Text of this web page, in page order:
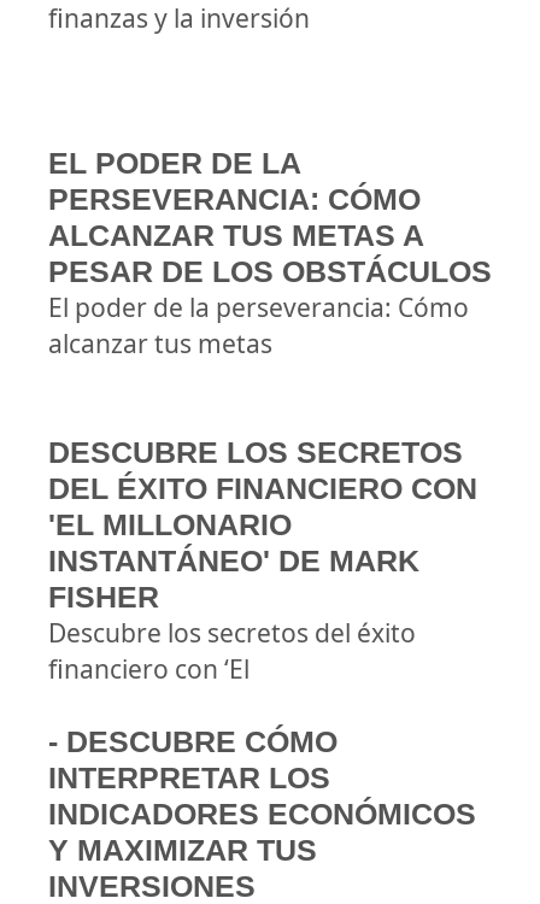
finanzas y la inversión
EL PODER DE LA
PERSEVERANCIA: CÓMO
ALCANZAR TUS METAS A
PESAR DE LOS OBSTÁCULOS
El poder de la perseverancia: Cómo
alcanzar tus metas
DESCUBRE LOS SECRETOS
DEL ÉXITO FINANCIERO CON
'EL MILLONARIO
INSTANTÁNEO' DE MARK
FISHER
Descubre los secretos del éxito
financiero con ‘El
- DESCUBRE CÓMO
INTERPRETAR LOS
INDICADORES ECONÓMICOS
Y MAXIMIZAR TUS
INVERSIONES